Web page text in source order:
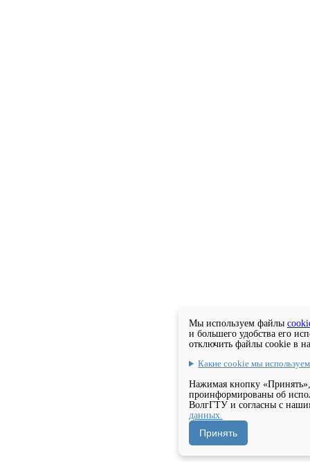
Мы используем файлы
и большего удобства его
отключить файлы cookie в
Какие cookie мы используем
Нажимая кнопку
проинформированы об
ВолгГТУ и согласны с
данных.
Принять